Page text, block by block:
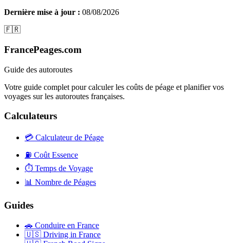
Dernière mise à jour : 08/08/2026
🇫🇷
FrancePeages.com
Guide des autoroutes
Votre guide complet pour calculer les coûts de péage et planifier vos
voyages sur les autoroutes françaises.
Calculateurs
💳 Calculateur de Péage
⛽ Coût Essence
⏱️ Temps de Voyage
📊 Nombre de Péages
Guides
🚗 Conduire en France
🇺🇸 Driving in France